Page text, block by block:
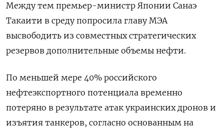
Между тем премьер-министр Японии Санаэ
Такаити в среду попросила главу МЭА
высвободить из совместных стратегических
резервов дополнительные объемы нефти.
По меньшей мере 40% российского
нефтеэкспортного потенциала временно
потеряно в ​результате атак украинских дронов ⁠и
изъятия танкеров, согласно основанным на